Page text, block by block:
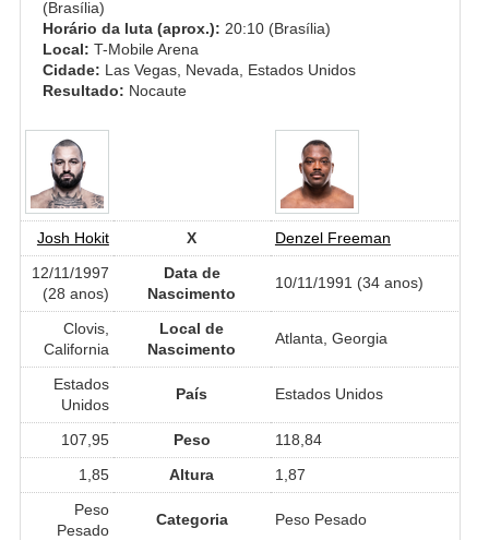
(Brasília)
Horário da luta (aprox.): 20:10 (Brasília)
Local: T-Mobile Arena
Cidade: Las Vegas, Nevada, Estados Unidos
Resultado: Nocaute
Josh Hokit X
Denzel Freeman
12/11/1997
(28 anos)
Data de
Nascimento
10/11/1991 (34 anos)
Clovis,
California
Local de
Nascimento
Atlanta, Georgia
Estados
Unidos
País Estados Unidos
107,95 Peso
118,84
1,85
Altura
1,87
Peso
Pesado
Categoria Peso Pesado